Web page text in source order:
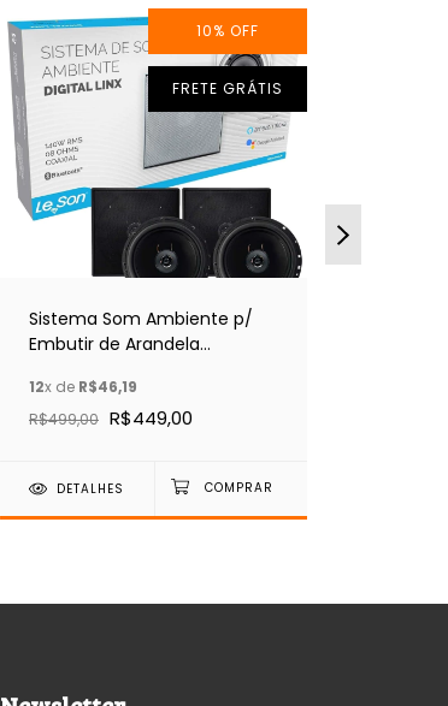
10% OFF
FRETE GRÁTIS
Sistema Som Ambiente p/
Embutir de Arandela
12x de R$46,19
R$499,00 R$449,00
DETALHES